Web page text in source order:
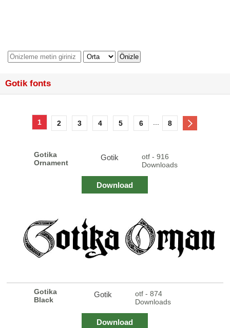
Gotik fonts
1 2 3 4 5 6 8
Gotika
Ornament
Gotik
otf - 916
Downloads
Download
Gotika
Black
Gotik
otf - 874
Downloads
Download